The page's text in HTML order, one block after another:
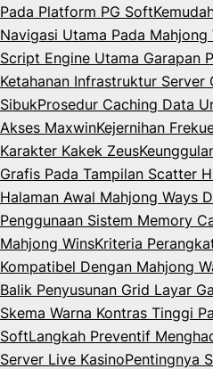
Pada Platform PG Soft
Navigasi Utama Pada Mahjong
Script Engine Utama Garapan
Ketahanan Infrastruktur
SibukProsedur Caching Data
Akses MaxwinKejernihan
Karakter Kakek Zeus
Grafis Pada Tampilan Scatter
Halaman Awal Mahjong Ways
Penggunaan Sistem Memory
Mahjong WinsKriteria
Kompatibel Dengan Mahjong
Balik Penyusunan Grid Layar
Skema Warna Kontras Tinggi
SoftLangkah Preventif
Server Live KasinoPentingnya